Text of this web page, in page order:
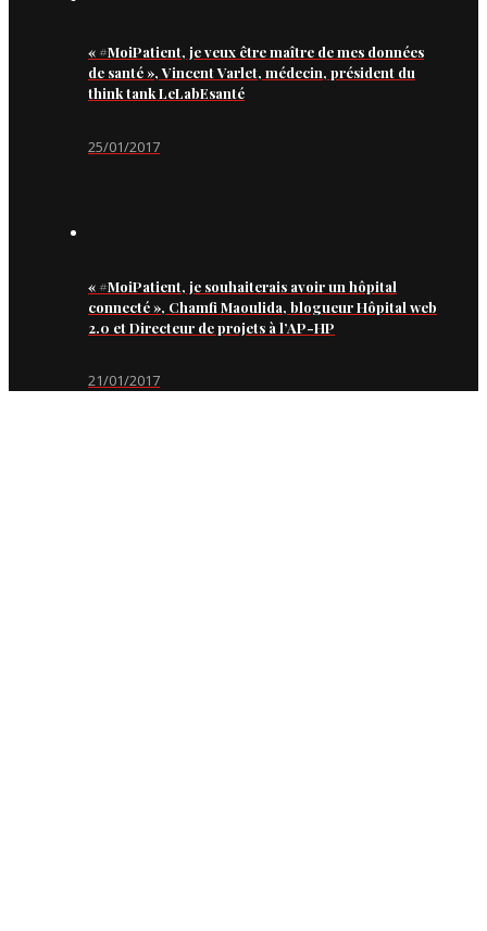
« #MoiPatient, je veux être maître de mes données
de santé », Vincent Varlet, médecin, président du
think tank LeLabEsanté
25/01/2017
« #MoiPatient, je souhaiterais avoir un hôpital
connecté », Chamfi Maoulida, blogueur Hôpital web
2.0 et Directeur de projets à l’AP-HP
21/01/2017